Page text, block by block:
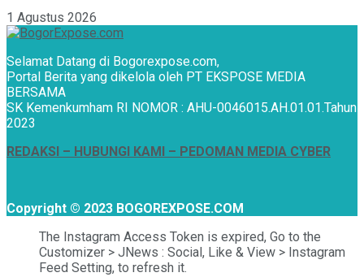
1 Agustus 2026
Selamat Datang di Bogorexpose.com,
Portal Berita yang dikelola oleh PT EKSPOSE MEDIA
BERSAMA
SK Kemenkumham RI NOMOR : AHU-0046015.AH.01.01.Tahun
2023
REDAKSI – HUBUNGI KAMI – PEDOMAN MEDIA CYBER
Copyright © 2023 BOGOREXPOSE.COM
The Instagram Access Token is expired, Go to the
Customizer > JNews : Social, Like & View > Instagram
Feed Setting, to refresh it.